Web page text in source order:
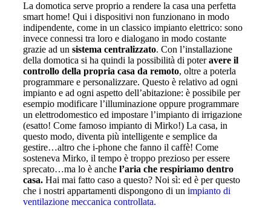
La domotica serve proprio a rendere la casa una perfetta
smart home! Qui i dispositivi non funzionano in modo
indipendente, come in un classico impianto elettrico: sono
invece connessi tra loro e dialogano in modo costante
grazie ad un sistema centralizzato. Con l’installazione
della domotica si ha quindi la possibilità di poteravere il
controllo della propria casa da remoto, oltre a poterla
programmare e personalizzare. Questo è relativo ad ogni
impianto e ad ogni aspetto dell’abitazione: è possibile per
esempio modificare l’illuminazione oppure programmare
un elettrodomestico ed impostare l’impianto di irrigazione
(esatto! Come famoso impianto di Mirko!) La casa, in
questo modo, diventa più intelligente e semplice da
gestire…altro che i-phone che fanno il caffè! Come
sosteneva Mirko, il tempo è troppo prezioso per essere
sprecato…ma lo è anche l’aria che respiriamo dentro
casa. Hai mai fatto caso a questo? Noi sì: ed è per questo
che i nostri appartamenti dispongono di un impianto di
ventilazione meccanica controllata.